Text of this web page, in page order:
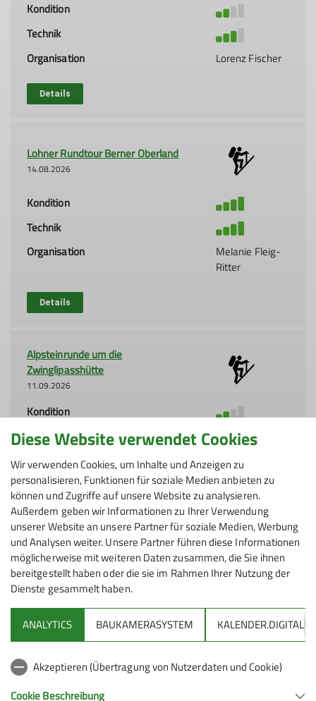
Kondition
Technik
Organisation
Lorenz Fischer
Details
Lohner Rundtour Berner Oberland
14.08.2026
Kondition
Technik
Organisation
Melanie Fleig-
Ritter
Details
Alpsteinrunde um die
Zwinglipasshütte
11.09.2026
Kondition
Technik
Organisation
Sabine Dischler
Details
DAV Infos zu Bergsport allgemein
Diese Website verwendet Cookies
Wir verwenden Cookies, um Inhalte und Anzeigen zu
personalisieren, Funktionen für soziale Medien anbieten zu
können und Zugriffe auf unsere Website zu analysieren.
Außerdem geben wir Informationen zu Ihrer Verwendung
unserer Website an unsere Partner für soziale Medien, Werbung
und Analysen weiter. Unsere Partner führen diese Informationen
möglicherweise mit weiteren Daten zusammen, die Sie ihnen
bereitgestellt haben oder die sie im Rahmen Ihrer Nutzung der
Dienste gesammelt haben.
ANALYTICS BAUKAMERASYSTEM KALENDER.DIGITAL
Akzeptieren (Übertragung von Nutzerdaten und Cookie)
Cookie Beschreibung